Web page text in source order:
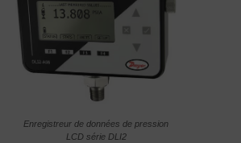
Enregistreur de données de pression
LCD série DLI2